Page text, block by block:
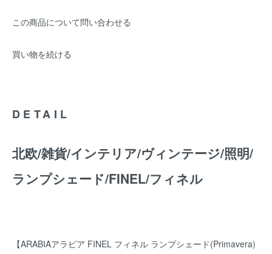
この商品について問い合わせる
買い物を続ける
DETAIL
北欧/雑貨/インテリア/ヴィンテージ/照明/
ランプシェード/FINEL/フィネル
【ARABIAアラビア FINEL フィネル ランプシェード(Primavera)